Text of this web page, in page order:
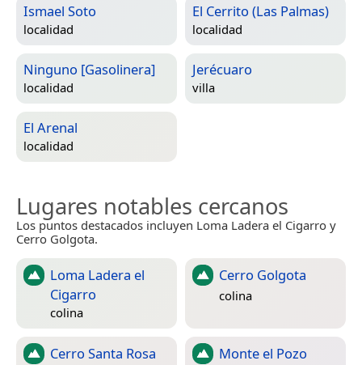
Ismael Soto
localidad
El Cerrito (Las Palmas)
localidad
Ninguno [Gasolinera]
localidad
Jerécuaro
villa
El Arenal
localidad
Lugares notables cercanos
Los puntos destacados incluyen Loma Ladera el Cigarro y
Cerro Golgota.
Loma Ladera el
Cigarro
colina
Cerro Golgota
colina
Cerro Santa Rosa Monte el Pozo